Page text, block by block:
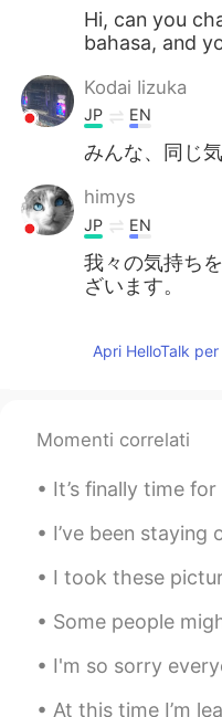
Hi, can you
bahasa, and
Kodai Iizuka
JP EN
みんな、同じ
himys
JP EN
我々の気持ち
ざいます。
Apri HelloTalk
Momenti correlati
It’s finally time for Spring! The sky is
I’ve been staying out of central London
I took these pictures on my way home
Some people might think my life is
I'm so sorry everyone I was unable to
At this time I’m learning about Chinese